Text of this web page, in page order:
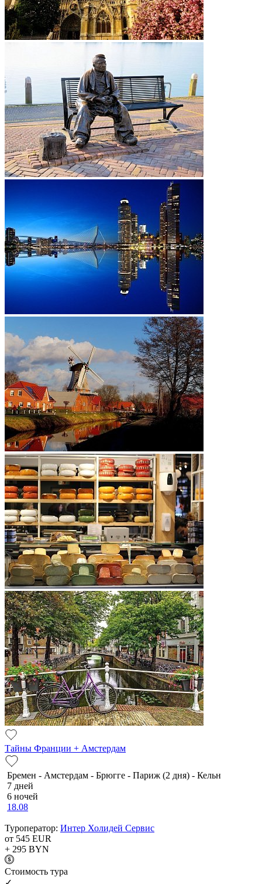
Тайны Франции + Амстердам
Бремен - Амстердам - Брюгге - Париж (2 дня) - Кельн
7 дней
6 ночей
18.08
Туроператор: Интер Холидей Сервис
от 545 EUR
+ 295 BYN
Cтоимость тура